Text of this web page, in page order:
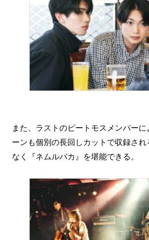
また、ラストのピートモスメンバー
ーンも個別の長回しカットで収録され
なく『ネムルバカ』を堪能できる。